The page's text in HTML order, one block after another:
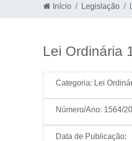
Início Legislação
Lei Ordinária
Categoria: Lei
Número/Ano: 1564/
Data de Publicação: